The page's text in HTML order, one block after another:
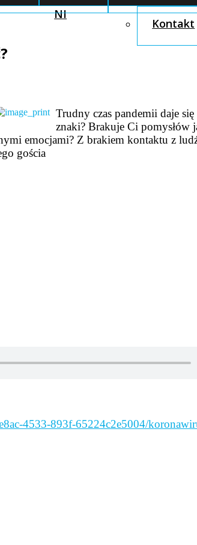
NI
Kontakt
Trudny czas pandemii daje
znaki? Brakuje Ci pomysłów
emocjami? Z brakiem kontaktu z
gościa
4533-893f-65224c2e5004/